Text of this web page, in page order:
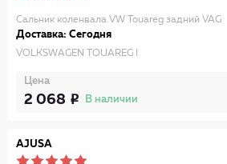
Сальник коленвала VW Touareg задний VAG
Доставка: Сегодня
VOLKSWAGEN TOUAREG I
Цена
2 068 В наличии
AJUSA